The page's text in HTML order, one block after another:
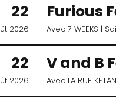
22
2026
Furious
Avec 7 WEEKS |
22
2026
V and B
Avec LA RUE